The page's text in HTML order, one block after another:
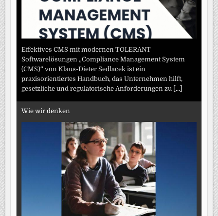
Effektives CMS mit modernen TOLERANT
Softwarelösungen „Compliance Management System
(CMS)“ von Klaus-Dieter Sedlacek ist ein
praxisorientiertes Handbuch, das Unternehmen hilft,
gesetzliche und regulatorische Anforderungen zu [...]
Wie wir denken